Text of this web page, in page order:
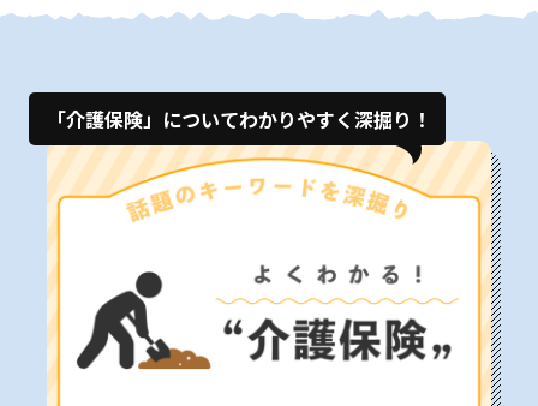
「介護保険」についてわかりやすく深掘り！